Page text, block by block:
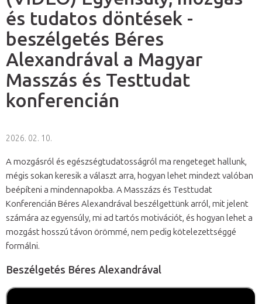
és tudatos döntések -
beszélgetés Béres
Alexandrával a Magyar
Masszás és Testtudat
konferencián
2026. 02. 10.
A mozgásról és egészségtudatosságról ma rengeteget hallunk,
mégis sokan keresik a választ arra, hogyan lehet mindezt valóban
beépíteni a mindennapokba. A Masszázs és Testtudat
Konferencián Béres Alexandrával beszélgettünk arról, mit jelent
számára az egyensúly, mi ad tartós motivációt, és hogyan lehet a
mozgást hosszú távon örömmé, nem pedig kötelezettséggé
formálni.
Beszélgetés Béres Alexandrával